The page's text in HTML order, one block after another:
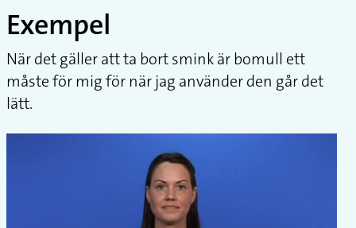
Exempel
När det gäller att ta bort smink är bomull ett
måste för mig för när jag använder den går det
lätt.